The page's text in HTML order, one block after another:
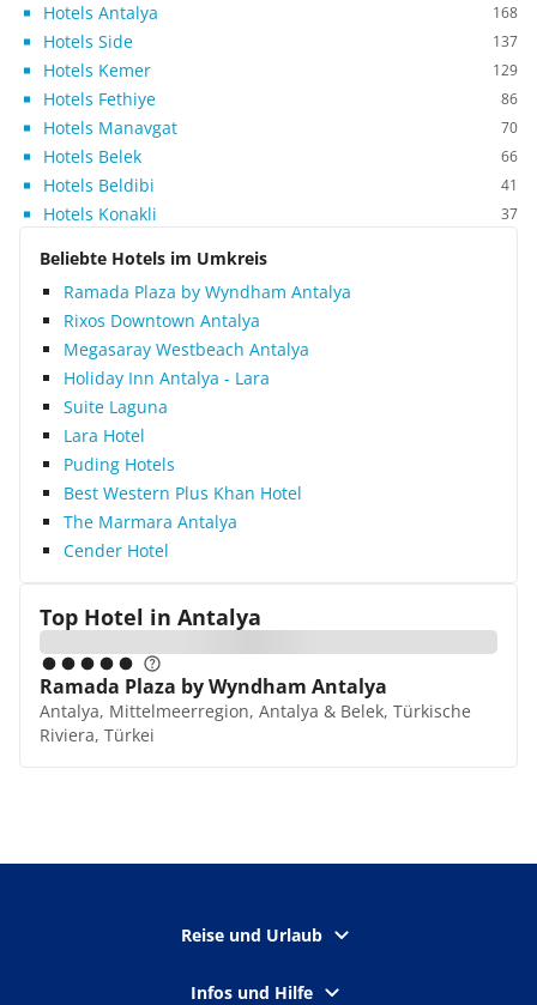
Hotels Antalya 168
Hotels Side 137
Hotels Kemer 129
Hotels Fethiye 86
Hotels Manavgat 70
Hotels Belek 66
Hotels Beldibi 41
Hotels Konakli 37
Beliebte Hotels im Umkreis
Ramada Plaza by Wyndham Antalya
Rixos Downtown Antalya
Megasaray Westbeach Antalya
Holiday Inn Antalya - Lara
Suite Laguna
Lara Hotel
Puding Hotels
Best Western Plus Khan Hotel
The Marmara Antalya
Cender Hotel
Top Hotel in Antalya
Ramada Plaza by Wyndham Antalya
Antalya, Mittelmeerregion, Antalya & Belek, Türkische
Riviera, Türkei
Reise und Urlaub
Infos und Hilfe